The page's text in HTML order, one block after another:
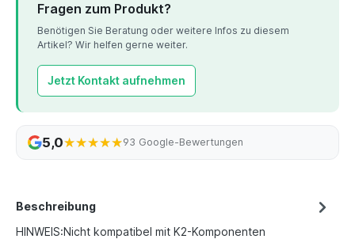
Fragen zum Produkt?
Benötigen Sie Beratung oder weitere Infos zu diesem
Artikel? Wir helfen gerne weiter.
Jetzt Kontakt aufnehmen
5,0★★★★★
★★★★★93 Google-Bewertungen
Beschreibung
HINWEIS:Nicht kompatibel mit K2-Komponenten